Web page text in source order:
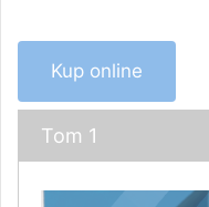
Kup online
Tom 1